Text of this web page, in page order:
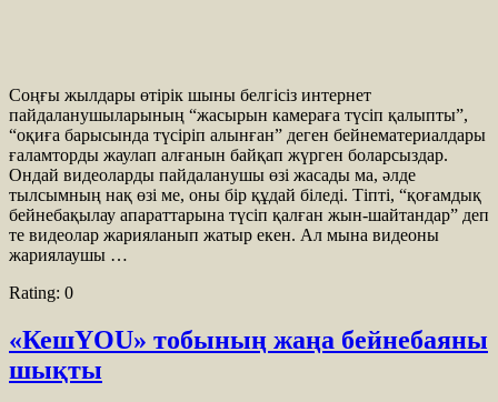
Соңғы жылдары өтірік шыны белгісіз интернет
пайдаланушыларының “жасырын камераға түсіп қалыпты”,
“оқиға барысында түсіріп алынған” деген бейнематериалдары
ғаламторды жаулап алғанын байқап жүрген боларсыздар.
Ондай видеоларды пайдаланушы өзі жасады ма, әлде
тылсымның нақ өзі ме, оны бір құдай біледі. Тіпті, “қоғамдық
бейнебақылау апараттарына түсіп қалған жын-шайтандар” деп
те видеолар жарияланып жатыр екен. Ал мына видеоны
жариялаушы …
Rating: 0
«КешYOU» тобының жаңа бейнебаяны
шықты